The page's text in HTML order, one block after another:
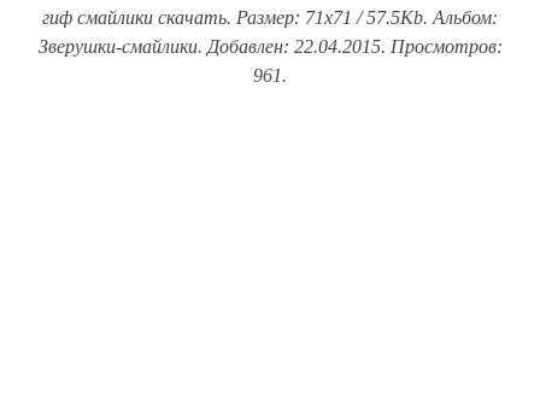
гиф смайлики скачать. Размер: 71x71 / 57.5Kb. Альбом:
Зверушки-смайлики. Добавлен: 22.04.2015. Просмотров:
961.